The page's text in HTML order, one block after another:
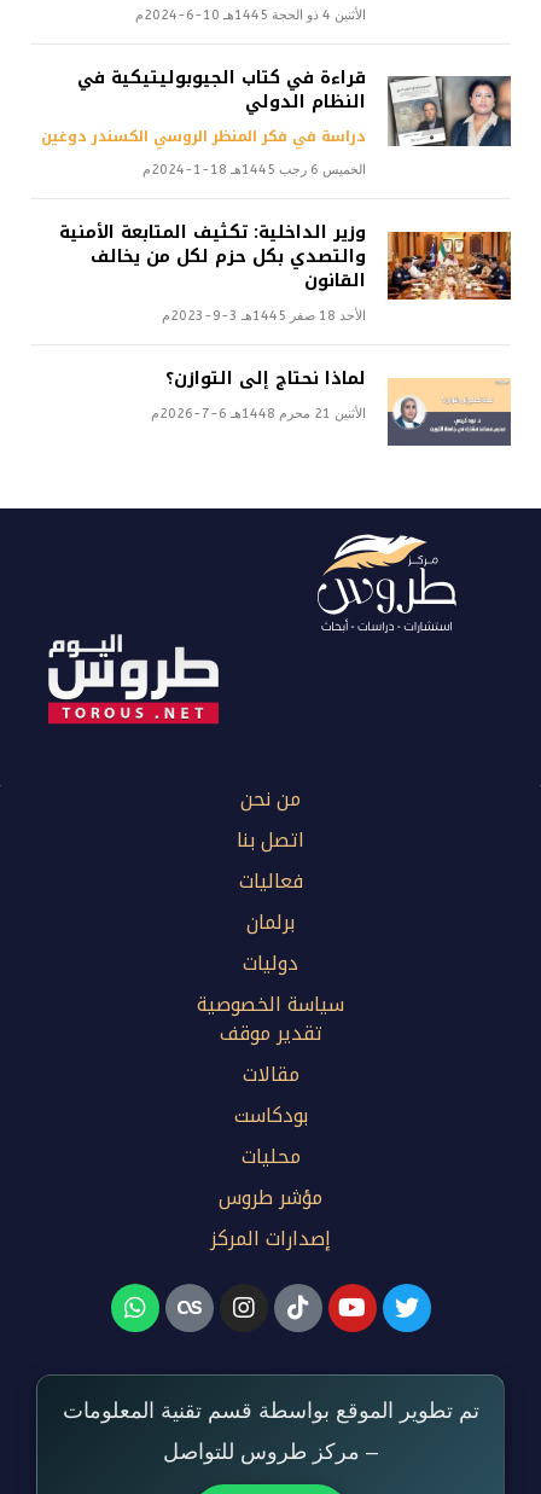
الأثنين 4 ذو الحجة 1445هـ 10-6-2024م
قراءة في كتاب الجيوبوليتيكية في
النظام الدولي
دراسة في فكر المنظر الروسي الكسندر دوغين
الخميس 6 رجب 1445هـ 18-1-2024م
وزير الداخلية: تكثيف المتابعة الأمنية
والتصدي بكل حزم لكل من يخالف
القانون
الأحد 18 صفر 1445هـ 3-9-2023م
لماذا نحتاج إلى التوازن؟
الأثنين 21 محرم 1448هـ 6-7-2026م
من نحن
اتصل بنا
فعاليات
برلمان
دوليات
سياسة الخصوصية
تقدير موقف
مقالات
بودكاست
محليات
مؤشر طروس
إصدارات المركز
تم تطوير الموقع بواسطة قسم تقنية المعلومات
– مركز طروس للتواصل